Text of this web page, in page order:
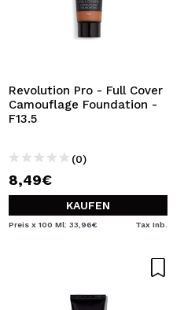
Revolution Pro - Full Cover
Camouflage Foundation -
F13.5
(0)
8,49€
KAUFEN
Preis x 100 Ml: 33,96€ Tax Inb.